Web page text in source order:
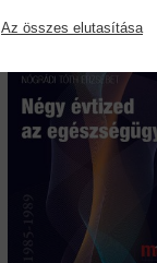
Az összes elutasítása